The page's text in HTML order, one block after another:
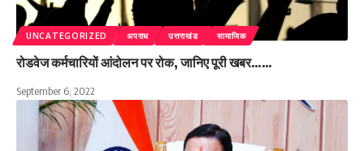
UNCATEGORIZED अपराध उत्तराखंड सामाजिक
रोडवेज कर्मचारियों आंदोलन पर रोक, जानिए पूरी खबर……
September 6, 2022